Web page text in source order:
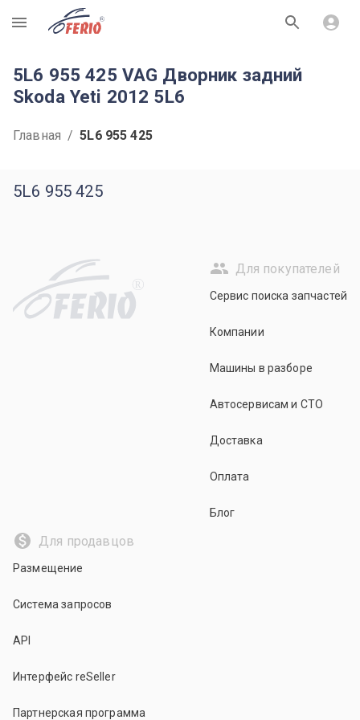
R
5L6 955 425 VAG Дворник задний
Skoda Yeti 2012 5L6
Главная / 5L6 955 425
5L6 955 425
R
Для покупателей
Сервис поиска запчастей
Компании
Машины в разборе
Автосервисам и СТО
Доставка
Оплата
Блог
Для продавцов
Размещение
Система запросов
API
Интерфейс reSeller
Партнерская программа